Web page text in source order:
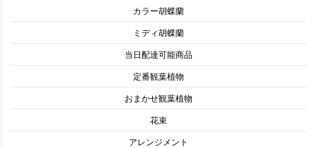
カラー胡蝶蘭
ミディ胡蝶蘭
当日配達可能商品
定番観葉植物
おまかせ観葉植物
花束
アレンジメント